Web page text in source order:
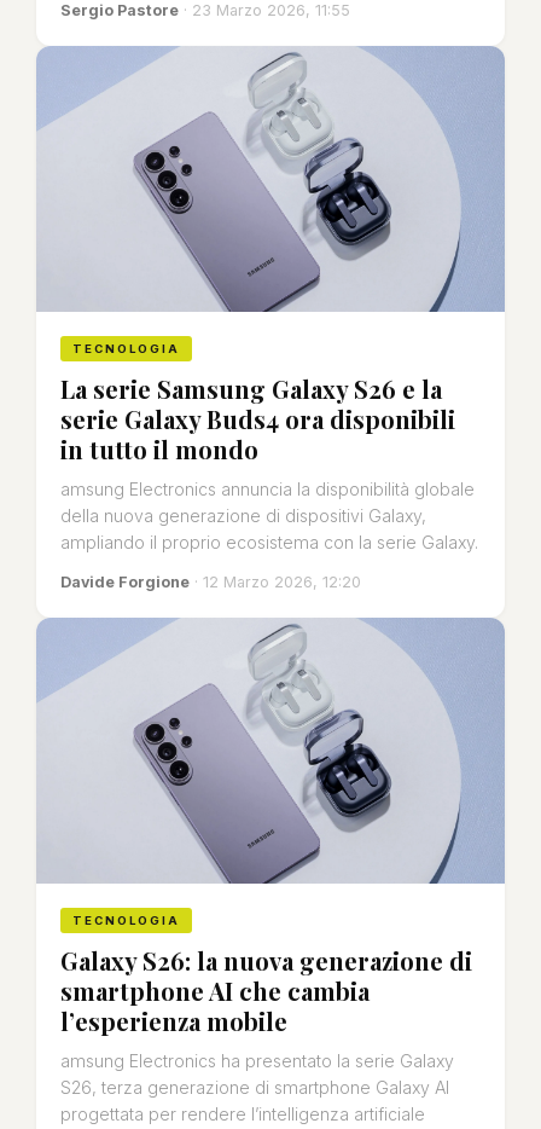
Sergio Pastore · 23 Marzo 2026, 11:55
TECNOLOGIA
La serie Samsung Galaxy S26 e la
serie Galaxy Buds4 ora disponibili
in tutto il mondo
amsung Electronics annuncia la disponibilità globale
della nuova generazione di dispositivi Galaxy,
ampliando il proprio ecosistema con la serie Galaxy.
Davide Forgione · 12 Marzo 2026, 12:20
TECNOLOGIA
Galaxy S26: la nuova generazione di
smartphone AI che cambia
l’esperienza mobile
amsung Electronics ha presentato la serie Galaxy
S26, terza generazione di smartphone Galaxy AI
progettata per rendere l’intelligenza artificiale